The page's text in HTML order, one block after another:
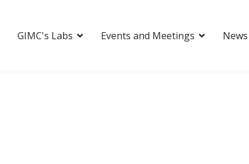
GIMC's Labs Events and Meetings News